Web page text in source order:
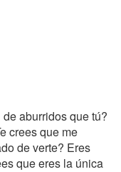
aburridos que tú?
crees que me
de verte? Eres
que eres la única